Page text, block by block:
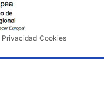
Privacidad Cookies